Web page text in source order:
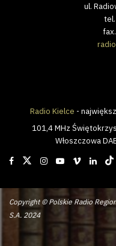
ul.
Radio Kielce -
101,4 MHz
Włoszczowa
Copyright © Polskie Radio
S.A. 2024